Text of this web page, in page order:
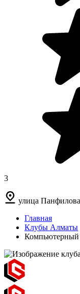
3
улица
Главная
Клубы Алматы
Компьютерный